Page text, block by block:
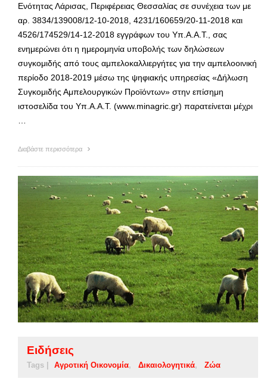
Ενότητας Λάρισας, Περιφέρειας Θεσσαλίας σε συνέχεια των με
αρ. 3834/139008/12-10-2018, 4231/160659/20-11-2018 και
4526/174529/14-12-2018 εγγράφων του Υπ.Α.Α.Τ., σας
ενημερώνει ότι η ημερομηνία υποβολής των δηλώσεων
συγκομιδής από τους αμπελοκαλλιεργήτες για την αμπελοοινική
περίοδο 2018-2019 μέσω της ψηφιακής υπηρεσίας «Δήλωση
Συγκομιδής Αμπελουργικών Προϊόντων» στην επίσημη
ιστοσελίδα του Υπ.Α.Α.Τ. (www.minagric.gr) παρατείνεται μέχρι
Διαβάστε περισσότερα
Ειδήσεις
Tags | Αγροτική Οικονομία Δικαιολογητικά Ζώα